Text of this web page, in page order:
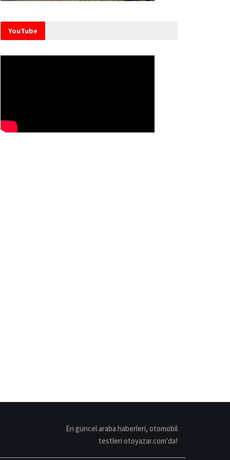
YouTube
En güncel araba haberleri, otomobil
testleri otoyazar.com'da!